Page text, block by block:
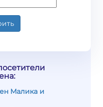
Малика и